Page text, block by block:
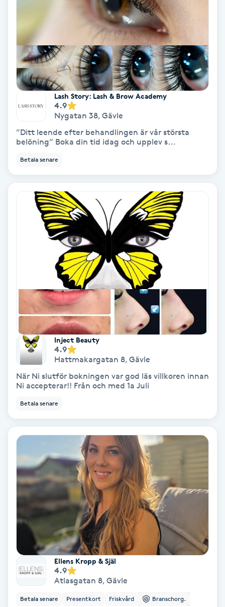
Pensionärklippning
Permanent
Permanent hårborttagning
Permanent ögonbrynsmakeup
Personal shopper
Personlig tränare
Picolaser
Pigmentbehandling
Pigmentfläckar
Plastikkirurgi
Powder brows
Power Yoga
PRP (Platelet Rich Plasma)
Psoriasis
Radiofrekvens
Rakning
Reflexologi
Lash Story: Lash & Brow Academy
4.9
Nygatan 38, Gävle
”Ditt leende efter behandlingen är vår största
belöning” Boka din tid idag och upplev s...
Betala senare
Inject Beauty
4.9
Hattmakargatan 8, Gävle
När Ni slutför bokningen var god läs villkoren innan
Ni accepterar!! Från och med 1a Juli
Betala senare
Ellens Kropp & Själ
4.9
Atlasgatan 8, Gävle
Betala senare Presentkort Friskvård Branschorg.